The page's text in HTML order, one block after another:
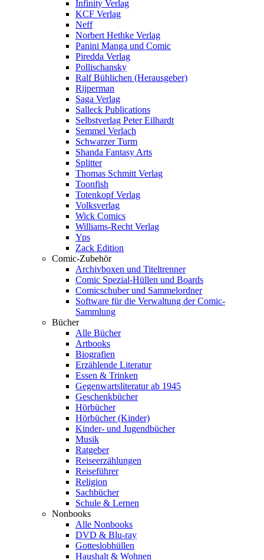
Infinity Verlag
KCF Verlag
Neff
Norbert Hethke Verlag
Panini Manga und Comic
Piredda Verlag
Pollischansky
Ralf Bühlichen (Herausgeber)
Rijperman
Saga Verlag
Salleck Publications
Selbstverlag Peter Eilhardt
Semmel Verlach
Schwarzer Turm
Shanda Fantasy Arts
Splitter
Thomas Schmitt Verlag
Toonfish
Totenkopf Verlag
Volksverlag
Wick Comics
Williams-Recht Verlag
Yps
Zack Edition
Comic-Zubehör
Archivboxen und Titeltrenner
Comic Spezial-Hüllen und Boards
Comicschuber und Sammelordner
Software für die Verwaltung der Comic-
Sammlung
Bücher
Alle Bücher
Artbooks
Biografien
Erzählende Literatur
Essen & Trinken
Gegenwartsliteratur ab 1945
Geschenkbücher
Hörbücher
Hörbücher (Kinder)
Kinder- und Jugendbücher
Musik
Ratgeber
Reiseerzählungen
Reiseführer
Religion
Sachbücher
Schule & Lernen
Nonbooks
Alle Nonbooks
DVD & Blu-ray
Gotteslobhüllen
Haushalt & Wohnen